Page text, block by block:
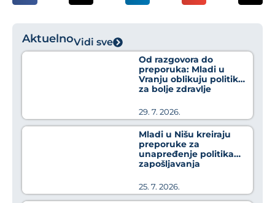
AktuelnoVidi sve
Od razgovora do
preporuka: Mladi u
Vranju oblikuju politike
za bolje zdravlje
29. 7. 2026.
Mladi u Nišu kreiraju
preporuke za
unapređenje politika
zapošljavanja
25. 7. 2026.